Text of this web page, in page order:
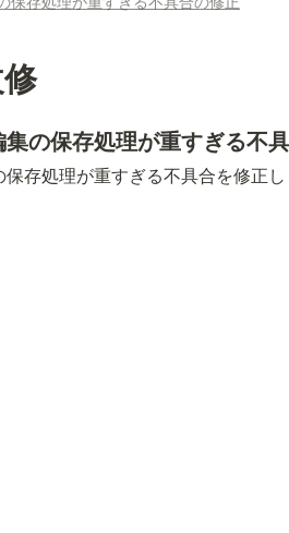
の保存処理が重すぎる不
存処理が重すぎる不具合を修正し